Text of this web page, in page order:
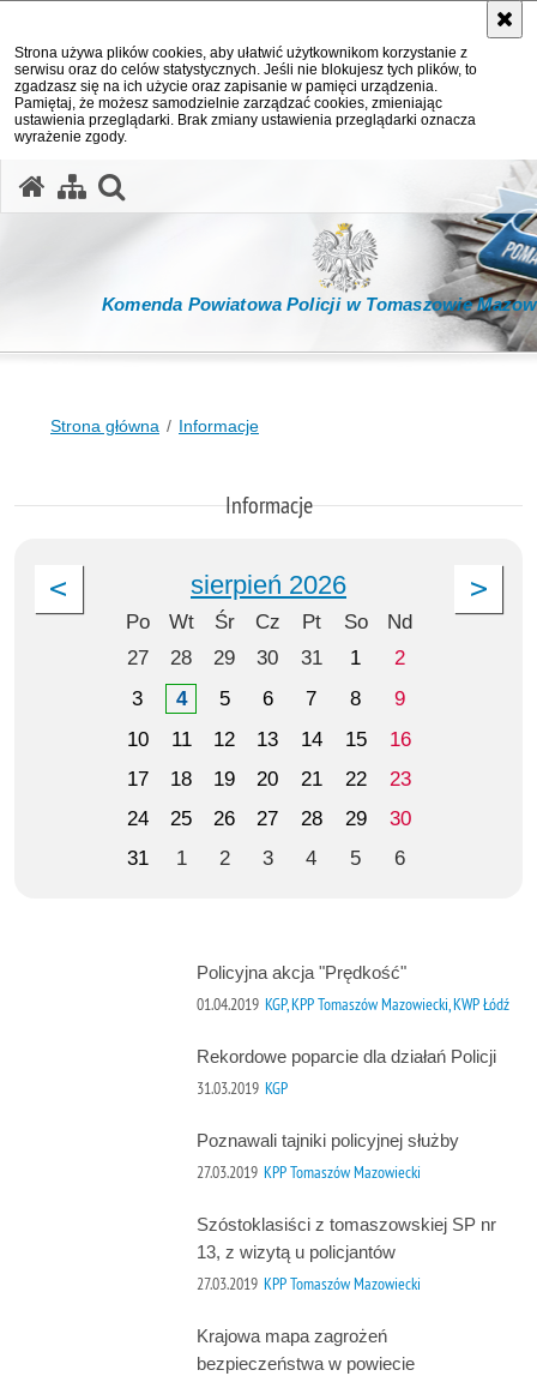
Strona używa plików cookies, aby ułatwić użytkownikom korzystanie z
serwisu oraz do celów statystycznych. Jeśli nie blokujesz tych plików, to
zgadzasz się na ich użycie oraz zapisanie w pamięci urządzenia.
Pamiętaj, że możesz samodzielnie zarządzać cookies, zmieniając
ustawienia przeglądarki. Brak zmiany ustawienia przeglądarki oznacza
wyrażenie zgody.
Komenda Powiatowa Policji w Tomaszowie
Strona główna Informacje
Informacje
sierpień 2026
Po Wt Śr Cz Pt So
Nd
27
28 29 30 31 1
2
3
4 5 6 7 8
9
10
11 12 13 14 15
16
17
18 19 20 21 22
23
24
25 26 27 28 29
30
31
1 2 3 4 5 6
Policyjna akcja "Prędkość"
01.04.2019 KGP, KPP Tomaszów Mazowiecki, KWP Łódź
Rekordowe poparcie dla działań Policji
31.03.2019 KGP
Poznawali tajniki policyjnej służby
27.03.2019 KPP Tomaszów Mazowiecki
Szóstoklasiści z tomaszowskiej SP nr
13, z wizytą u policjantów
27.03.2019 KPP Tomaszów Mazowiecki
Krajowa mapa zagrożeń
bezpieczeństwa w powiecie